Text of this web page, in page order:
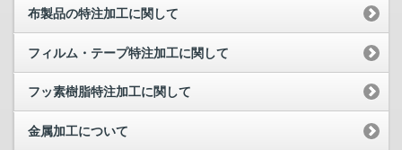
布製品の特注加工に関して
フィルム・テープ特注加工に関して
フッ素樹脂特注加工に関して
金属加工について